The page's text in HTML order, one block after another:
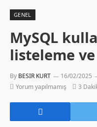
GENEL
MySQL
listeleme
By BESIR KURT 16/02/2025
Yorum yapılmamış
3